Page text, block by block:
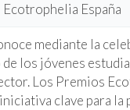
Ecotrophelia España
mediante la
los jóvenes
Los Premios
clave para